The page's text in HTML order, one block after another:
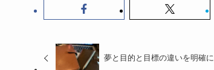
夢と目的と目標の違いを明確